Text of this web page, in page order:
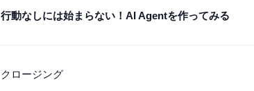
行動なしには始まらない！AI Agentを作ってみる
クロージング